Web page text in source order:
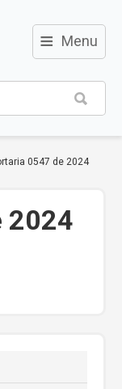
≡ Menu
0547 de 2024
2024